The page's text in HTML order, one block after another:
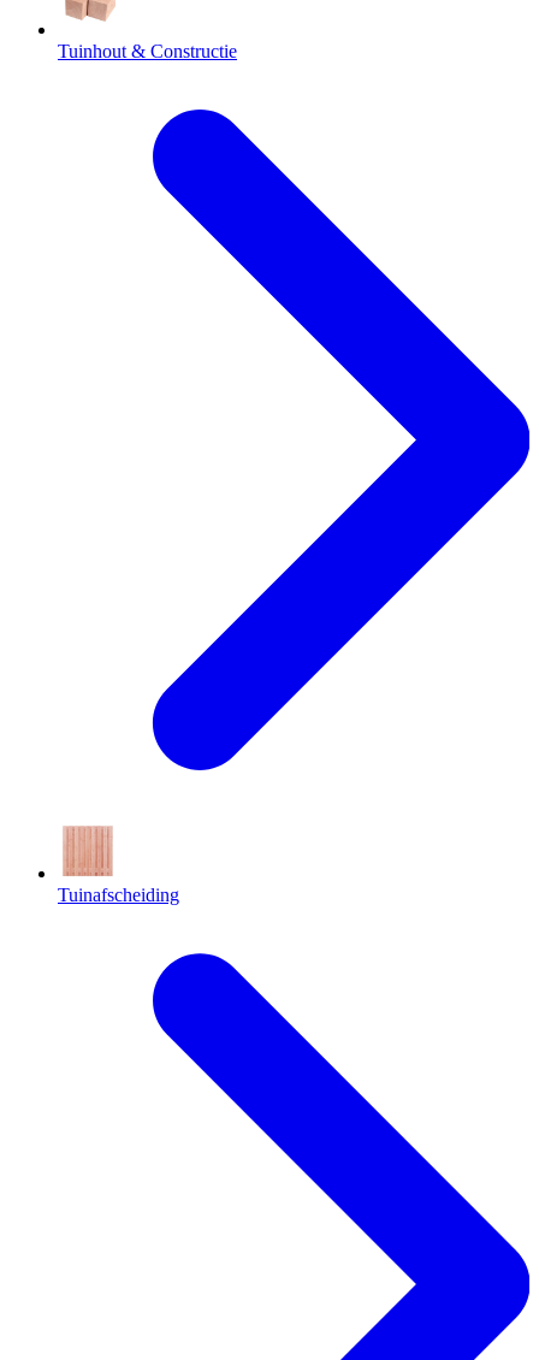
Tuinhout & Constructie
Tuinafscheiding